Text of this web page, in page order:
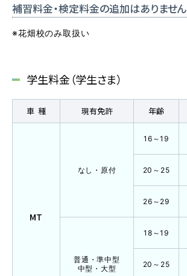
準中型自動車
料金シミュレーション
補習料金・検定料金の追加はありません
※花畑校のみ取扱い
学生料金（学生さま）
車種 現有免許 年齢
MT
なし・原付
16～19
20～25
26～29
普通・準中型
中型・大型
18～19
20～25